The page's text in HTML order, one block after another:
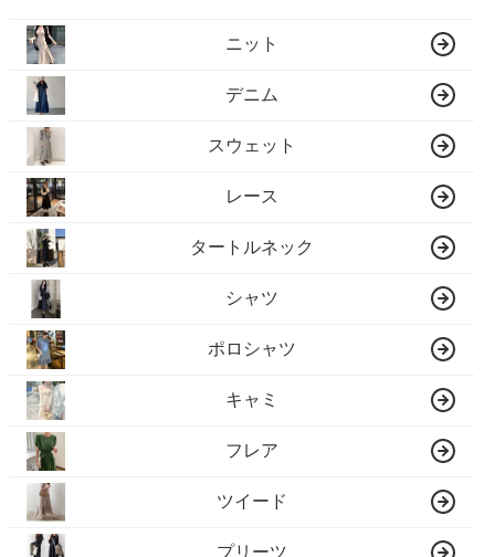
ニット
デニム
スウェット
レース
タートルネック
シャツ
ポロシャツ
キャミ
フレア
ツイード
プリーツ